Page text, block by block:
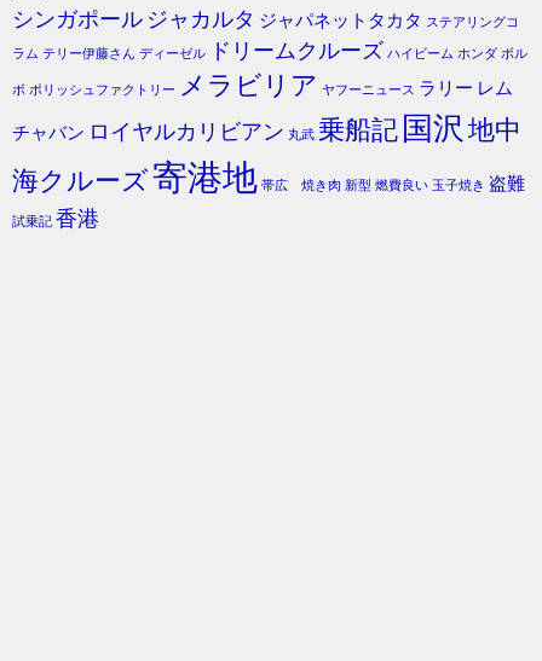
シンガポール ジャカルタ ジャパネットタカタ ステアリングコ
ラム テリー伊藤さん ディーゼル ドリームクルーズ ハイビーム ホンダ ボル
ボ ポリッシュファクトリー メラビリア ヤフーニュース ラリー レム
チャバン ロイヤルカリビアン 丸武 乗船記 国沢 地中
海クルーズ寄港地 帯広 焼き肉 新型 燃費良い 玉子焼き 盗難
試乗記 香港